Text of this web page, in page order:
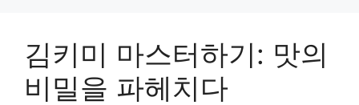
김키미 마스터하기: 맛의
비밀을 파헤치다